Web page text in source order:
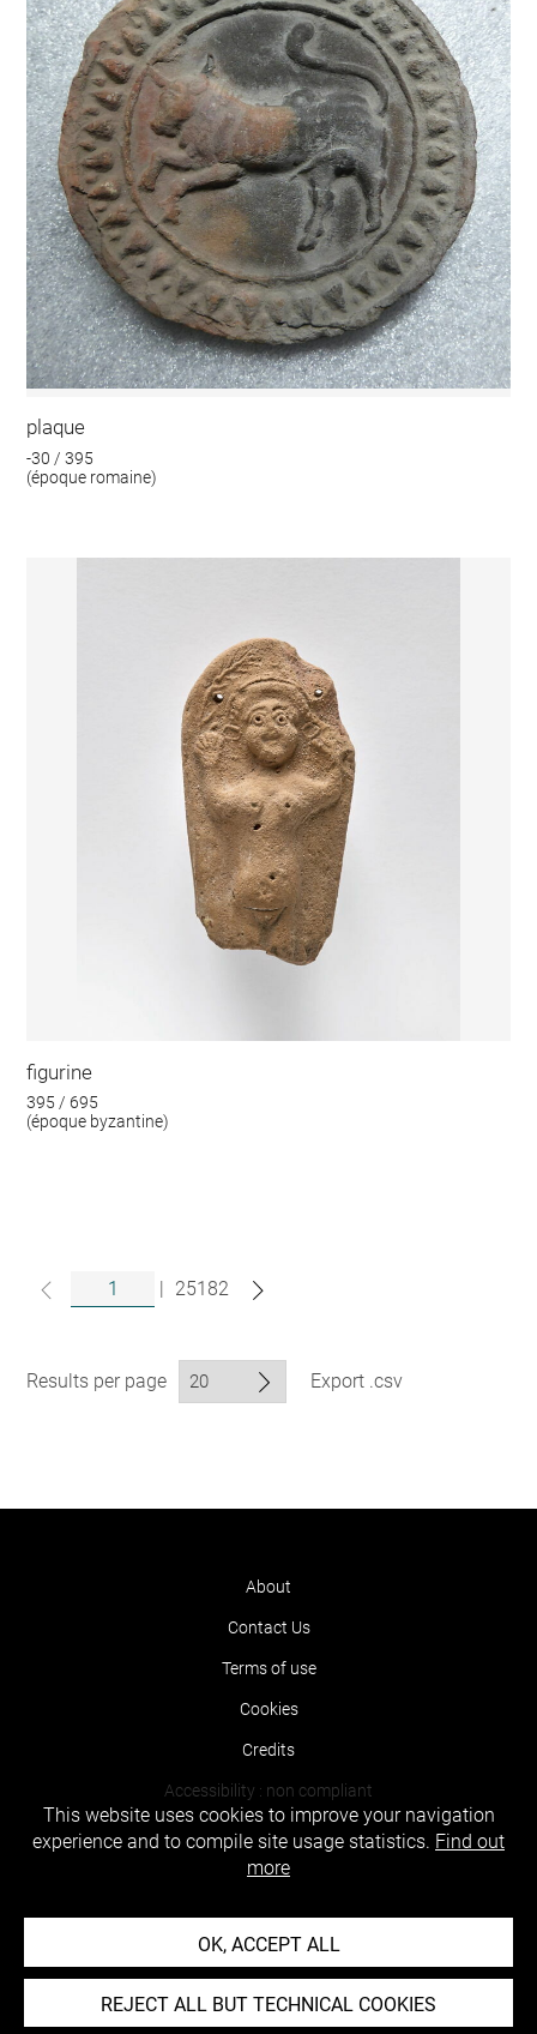
plaque
-30 / 395
(époque romaine)
figurine
395 / 695
(époque byzantine)
| 25182
Results per page Export .csv
About
Contact Us
Terms of use
Cookies
Credits
Accessibility : non compliant
This website uses cookies to improve your navigation
experience and to compile site usage statistics. Find out
more
OK, ACCEPT ALL
REJECT ALL BUT TECHNICAL COOKIES